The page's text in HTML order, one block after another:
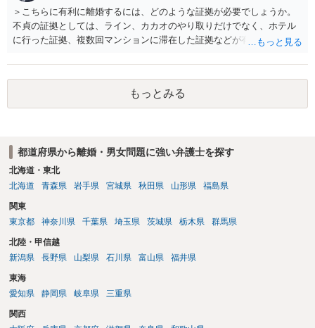
＞こちらに有利に離婚するには、どのような証拠が必要でしょうか。
不貞の証拠としては、ライン、カカオのやり取りだけでなく、ホテル
に行った証拠、複数回マンションに滞在した証拠などが有効です。 不
婚する、慰謝料をとるなど）ことができると思われます。 ただし、不
貞発覚後、長期間同居を続けると、不貞を許したとの評価につながる
場合がありますので、ご注意ください。 以上、ご参考まで。
もっとみる
都道府県から離婚・男女問題に強い弁護士を探す
北海道・東北
北海道
青森県 岩手県 宮城県 秋田県 山形県 福島県
関東
東京都
神奈川県 千葉県 埼玉県 茨城県 栃木県 群馬県
北陸・甲信越
新潟県
長野県 山梨県 石川県 富山県 福井県
東海
愛知県
静岡県 岐阜県 三重県
関西